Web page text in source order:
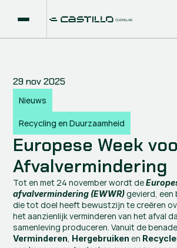
29 nov 2025
Nieuws
Recycling en Duurzaamheid
Europese Week
Afvalvermindering
Tot en met 24 november wordt de
afvalvermindering (EWWR) gevierd, een
die tot doel heeft bewustzijn te creëren
het aanzienlijk verminderen van het afval
samenleving produceren. Vanuit de
Verminderen, Hergebruiken en